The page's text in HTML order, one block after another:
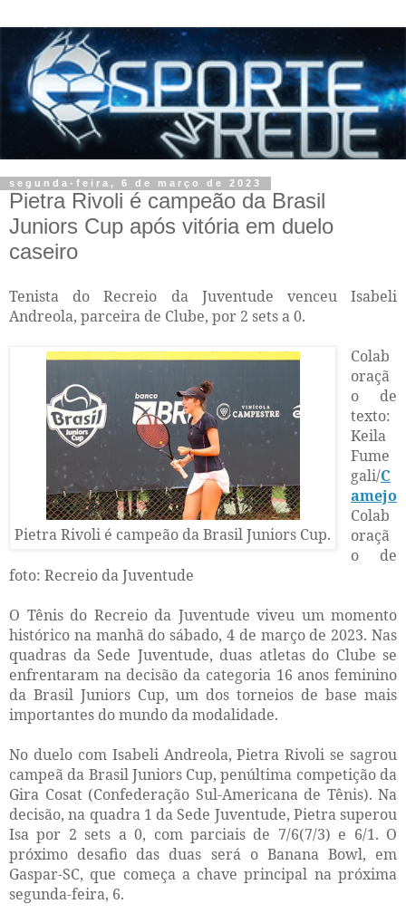
segunda-feira, 6 de março de 2023
Pietra Rivoli é campeão da Brasil
Juniors Cup após vitória em duelo
caseiro
Tenista do Recreio da Juventude venceu Isabeli
Andreola, parceira de Clube, por 2 sets a 0.
Pietra Rivoli é campeão da Brasil Juniors Cup.
Colab
oraçã
o de
texto:
Keila
Fume
gali/C
amejo
Colab
oraçã
o de
foto: Recreio da Juventude
O Tênis do Recreio da Juventude viveu um momento
histórico na manhã do sábado, 4 de março de 2023. Nas
quadras da Sede Juventude, duas atletas do Clube se
enfrentaram na decisão da categoria 16 anos feminino
da Brasil Juniors Cup, um dos torneios de base mais
importantes do mundo da modalidade.
No duelo com Isabeli Andreola, Pietra Rivoli se sagrou
campeã da Brasil Juniors Cup, penúltima competição da
Gira Cosat (Confederação Sul-Americana de Tênis). Na
decisão, na quadra 1 da Sede Juventude, Pietra superou
Isa por 2 sets a 0, com parciais de 7/6(7/3) e 6/1. O
próximo desafio das duas será o Banana Bowl, em
Gaspar-SC, que começa a chave principal na próxima
segunda-feira, 6.